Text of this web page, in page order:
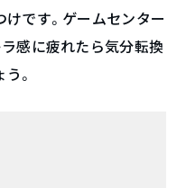
です。ゲームセンター
感に疲れたら気分転換
。